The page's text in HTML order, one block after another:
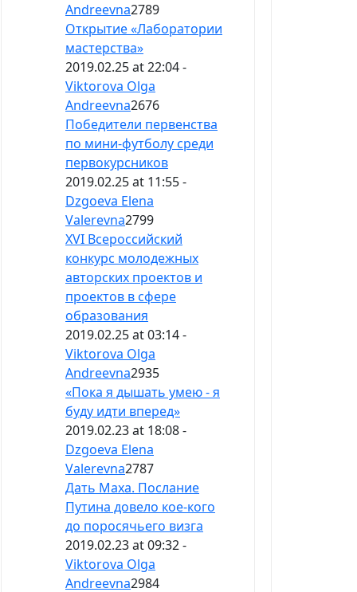
Andreevna2789
Открытие «Лаборатории
мастерства»
2019.02.25 at 22:04 -
Viktorova Olga
Andreevna2676
Победители первенства
по мини-футболу среди
первокурсников
2019.02.25 at 11:55 -
Dzgoeva Elena
Valerevna2799
XVI Всероссийский
конкурс молодежных
авторских проектов и
проектов в сфере
образования
2019.02.25 at 03:14 -
Viktorova Olga
Andreevna2935
«Пока я дышать умею - я
буду идти вперед»
2019.02.23 at 18:08 -
Dzgoeva Elena
Valerevna2787
Дать Маха. Послание
Путина довело кое-кого
до поросячьего визга
2019.02.23 at 09:32 -
Viktorova Olga
Andreevna2984